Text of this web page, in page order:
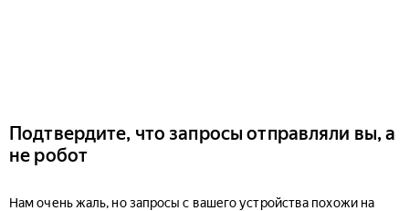
Подтвердите, что запросы отправляли вы, а
не робот
Нам очень жаль, но запросы с вашего устройства похожи на